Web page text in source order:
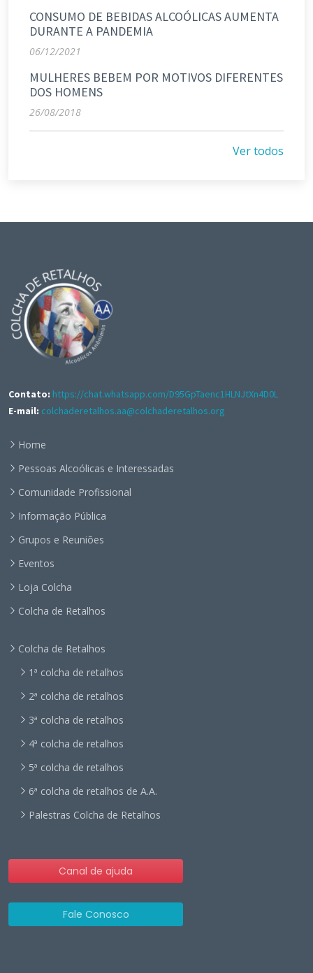
CONSUMO DE BEBIDAS ALCOÓLICAS AUMENTA
DURANTE A PANDEMIA
06/12/2021
MULHERES BEBEM POR MOTIVOS DIFERENTES
DOS HOMENS
26/08/2018
Ver todos
Contato: https://chat.whatsapp.com/D95GpTaenc1HLNJtXn4D0L
E-mail: colchaderetalhos.aa@colchaderetalhos.org
Home
Pessoas Alcoólicas e Interessadas
Comunidade Profissional
Informação Pública
Grupos e Reuniões
Eventos
Loja Colcha
Colcha de Retalhos
Colcha de Retalhos
1ª colcha de retalhos
2ª colcha de retalhos
3ª colcha de retalhos
4ª colcha de retalhos
5ª colcha de retalhos
6ª colcha de retalhos de A.A.
Palestras Colcha de Retalhos
Canal de ajuda
Fale Conosco